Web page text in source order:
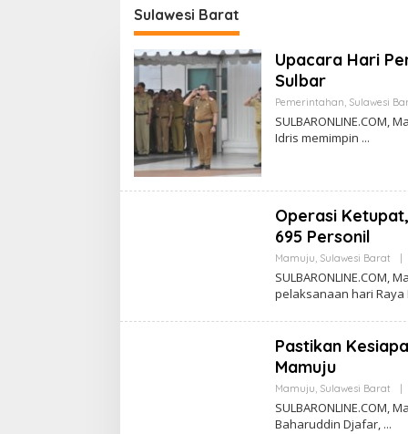
Sulawesi Barat
Upacara Hari
Sulbar
Pemerintahan, Sulawesi
SULBARONLINE.COM,
Idris memimpin
Operasi
695 Personil
Mamuju, Sulawesi Barat
pelaksanaan hari
Pastikan
Mamuju
Mamuju, Sulawesi Barat
SULBARONLINE.COM,
Baharuddin Djafar,